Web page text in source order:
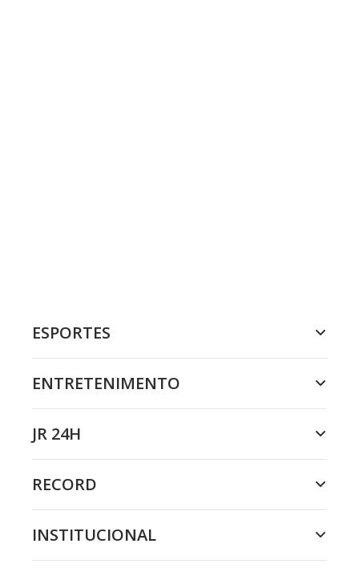
ESPORTES
ENTRETENIMENTO
JR 24H
RECORD
INSTITUCIONAL